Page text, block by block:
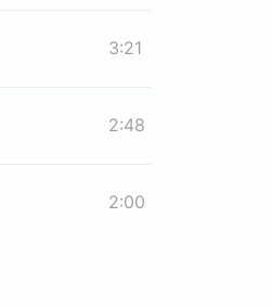
3:21
2:48
2:00